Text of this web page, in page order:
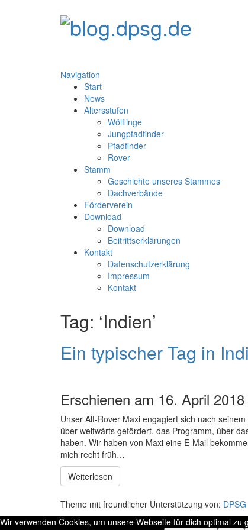
Navigation
Start
News
Altersstufen
Wölflinge
Jungpfadfinder
Pfadfinder
Rover
Stamm
Geschichte unseres Stammes
Dachverbände
Förderverein
Download
Download
Beitrittserklärungen
Kontakt
Datenschutzerklärung
Impressum
Kontakt
Tag: ‘Indien’
Ein typischer Tag in
Erschienen am 16. April 2018
Unser Alt-Rover Maxi engagiert sich nach
über weltwärts gefördert, das Programm, über
haben. Wir haben von Maxi eine E-Mail
mich recht früh…
Weiterlesen
Theme mit freundlicher Unterstützung von:
Wir verwenden Cookies, um unsere Webseite für dich optimal